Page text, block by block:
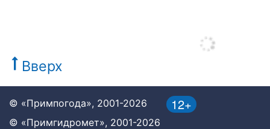
Вверх
12+
© «Примпогода», 2001-2026
© «Примгидромет», 2001-2026